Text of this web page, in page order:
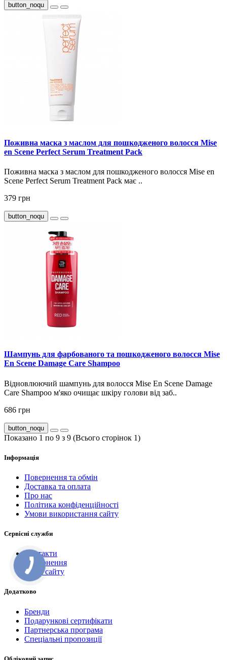
button_noqu
Поживна маска з маслом для пошкодженого волосся Mise
en Scene Perfect Serum Treatment Pack
Поживна маска з маслом для пошкодженого волосся Mise en
Scene Perfect Serum Treatment Pack має ..
379 грн
button_noqu
Шампунь для фарбованого та пошкодженого волосся Mise
En Scene Damage Care Shampoo
Відновлюючий шампунь для волосся Mise En Scene Damage
Care Shampoo м'яко очищає шкіру голови від заб..
686 грн
button_noqu
Показано 1 по 9 з 9 (Всього сторінок 1)
Інформація
Повернення та обмін
Доставка та оплата
Про нас
Політика конфіденційності
Умови використання сайту
Сервісні служби
Контакти
Повернення
Мапа сайту
Додатково
Бренди
Подарункові сертифікати
Партнерська програма
Спеціальні пропозиції